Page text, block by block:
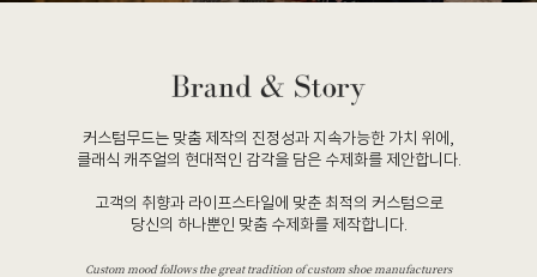
커스텀무드는 맞춤 제작의 진정성과 지속가능한 가치 위에,
클래식 캐주얼의 현대적인 감각을 담은 수제화를 제안합니다.
고객의 취향과 라이프스타일에 맞춘 최적의 커스텀으로
당신의 하나뿐인 맞춤 수제화를 제작합니다.
Custom mood follows the great tradition of custom shoe manufacturers